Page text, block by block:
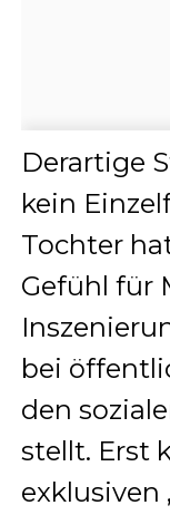
Derartige
kein
Tochter
Gefühl für
bei
den
stellt. Erst
exklusiven